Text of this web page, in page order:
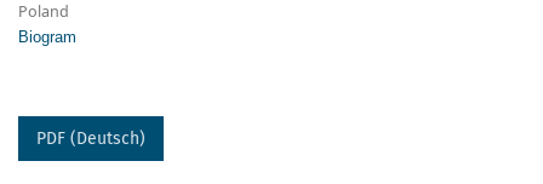
Poland
Biogram
PDF (Deutsch)